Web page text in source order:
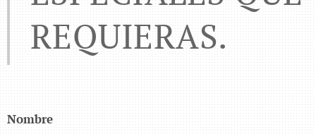
REQUIERAS.
Nombre